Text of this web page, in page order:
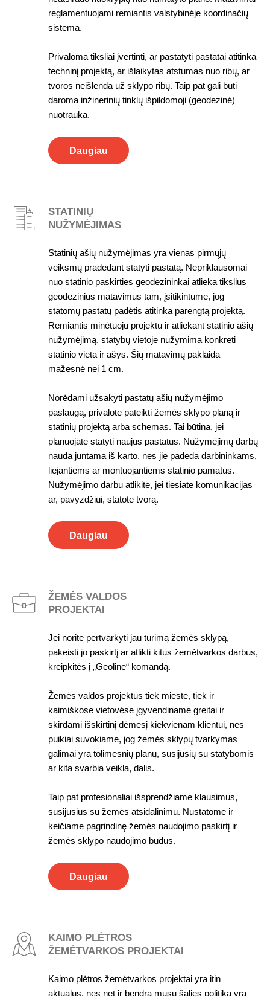
reglamentuojami remiantis valstybinėje koordinačių
sistema.
Privaloma tiksliai įvertinti, ar pastatyti pastatai atitinka
techninį projektą, ar išlaikytas atstumas nuo ribų, ar
tvoros neišlenda už sklypo ribų. Taip pat gali būti
daroma inžinerinių tinklų išpildomoji (geodezinė)
nuotrauka.
Daugiau
STATINIŲ
NUŽYMĖJIMAS
Statinių ašių nužymėjimas yra vienas pirmųjų
veiksmų pradedant statyti pastatą. Nepriklausomai
nuo statinio paskirties geodezininkai atlieka tikslius
geodezinius matavimus tam, įsitikintume, jog
statomų pastatų padėtis atitinka parengtą projektą.
Remiantis minėtuoju projektu ir atliekant statinio ašių
nužymėjimą, statybų vietoje nužymima konkreti
statinio vieta ir ašys. Šių matavimų paklaida
mažesnė nei 1 cm.
Norėdami užsakyti pastatų ašių nužymėjimo
paslaugą, privalote pateikti žemės sklypo planą ir
statinių projektą arba schemas. Tai būtina, jei
planuojate statyti naujus pastatus. Nužymėjimų darbų
nauda juntama iš karto, nes jie padeda darbininkams,
liejantiems ar montuojantiems statinio pamatus.
Nužymėjimo darbu atlikite, jei tiesiate komunikacijas
ar, pavyzdžiui, statote tvorą.
Daugiau
ŽEMĖS VALDOS
PROJEKTAI
Jei norite pertvarkyti jau turimą žemės sklypą,
pakeisti jo paskirtį ar atlikti kitus žemėtvarkos darbus,
kreipkitės į „Geoline“ komandą.
Žemės valdos projektus tiek mieste, tiek ir
kaimiškose vietovėse įgyvendiname greitai ir
skirdami išskirtinį dėmesį kiekvienam klientui, nes
puikiai suvokiame, jog žemės sklypų tvarkymas
galimai yra tolimesnių planų, susijusių su statybomis
ar kita svarbia veikla, dalis.
Taip pat profesionaliai išsprendžiame klausimus,
susijusius su žemės atsidalinimu. Nustatome ir
keičiame pagrindinę žemės naudojimo paskirtį ir
žemės sklypo naudojimo būdus.
Daugiau
KAIMO PLĖTROS
ŽEMĖTVARKOS PROJEKTAI
Kaimo plėtros žemėtvarkos projektai yra itin
aktualūs, nes net ir bendra mūsų šalies politika yra